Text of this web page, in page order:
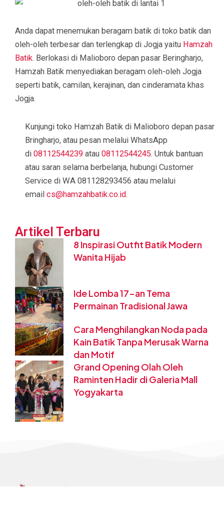
Anda dapat menemukan beragam batik di toko batik dan
oleh-oleh terbesar dan terlengkap di Jogja yaitu Hamzah
Batik. Berlokasi di Malioboro depan pasar Beringharjo,
Hamzah Batik menyediakan beragam oleh-oleh Jogja
seperti batik, camilan, kerajinan, dan cinderamata khas
Jogja.
Kunjungi toko Hamzah Batik di Malioboro depan pasar
Bringharjo, atau pesan melalui WhatsApp
di 08112544239 atau 08112544245. Untuk bantuan
atau saran selama berbelanja, hubungi Customer
Service di WA 081128293456 atau melalui
email cs@hamzahbatik.co.id.
Artikel Terbaru
8 Inspirasi Outfit Batik Modern
Wanita Hijab
Ide Lomba 17-an Tema
Permainan Tradisional Jawa
Cara Menghilangkan Noda pada
Kain Batik Tanpa Merusak Warna
dan Motif
Grand Opening Olah Oleh
Raminten Hadir di Galeria Mall
Yogyakarta